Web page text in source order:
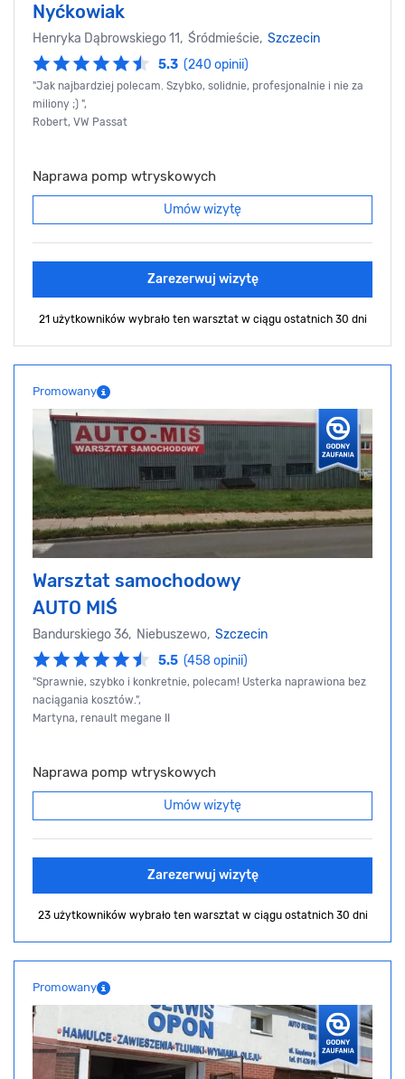
Nyćkowiak
Henryka Dąbrowskiego 11, Śródmieście, Szczecin
5.3 (240 opinii)
"Jak najbardziej polecam. Szybko, solidnie, profesjonalnie i nie za
miliony ;) ",
Robert, VW Passat
Naprawa pomp wtryskowych
Umów wizytę
Zarezerwuj wizytę
21 użytkowników wybrało ten warsztat w ciągu ostatnich 30 dni
Promowany
Warsztat samochodowy
AUTO MIŚ
Bandurskiego 36, Niebuszewo, Szczecin
5.5 (458 opinii)
"Sprawnie, szybko i konkretnie, polecam! Usterka naprawiona bez
naciągania kosztów.",
Martyna, renault megane II
Naprawa pomp wtryskowych
Umów wizytę
Zarezerwuj wizytę
23 użytkowników wybrało ten warsztat w ciągu ostatnich 30 dni
Promowany